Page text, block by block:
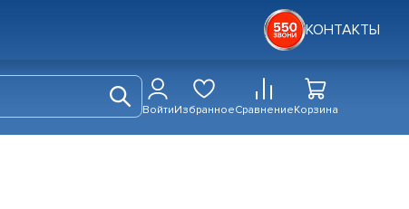
КОНТАКТЫ
ВойтиИзбранноеСравнениеКорзина